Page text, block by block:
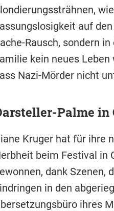
auf
Rausch, sondern
kein neues
Nazi-Mörder nicht
Palme in
Kruger hat für ihre
beim Festival in
dank Szenen,
in den
ihres